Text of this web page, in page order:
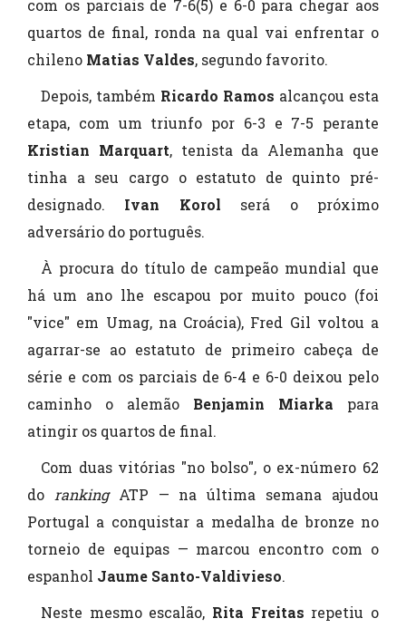
com os parciais de 7-6(5) e 6-0 para chegar aos
quartos de final, ronda na qual vai enfrentar o
chileno Matias Valdes, segundo favorito.
Depois, também Ricardo Ramos alcançou esta
etapa, com um triunfo por 6-3 e 7-5 perante
Kristian Marquart, tenista da Alemanha que
tinha a seu cargo o estatuto de quinto pré-
designado. Ivan Korol será o próximo
adversário do português.
À procura do título de campeão mundial que
há um ano lhe escapou por muito pouco (foi
"vice" em Umag, na Croácia), Fred Gil voltou a
agarrar-se ao estatuto de primeiro cabeça de
série e com os parciais de 6-4 e 6-0 deixou pelo
caminho o alemão Benjamin Miarka para
atingir os quartos de final.
Com duas vitórias "no bolso", o ex-número 62
do
rankingATP — na última semana ajudou
Portugal a conquistar a medalha de bronze no
torneio de equipas — marcou encontro com o
espanhol Jaume Santo-Valdivieso.
Neste mesmo escalão, Rita Freitas repetiu o